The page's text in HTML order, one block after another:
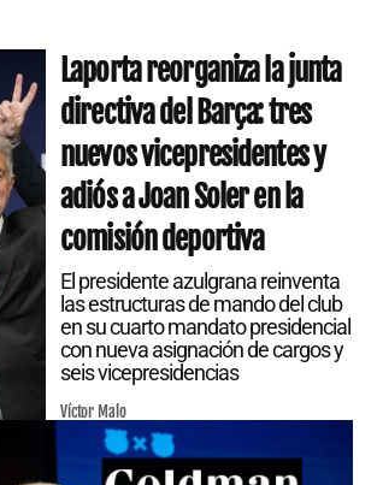
Laporta reorganiza la junta
directiva del Barça: tres
nuevos vicepresidentes y
adiós a Joan Soler en la
comisión deportiva
El presidente azulgrana reinventa
las estructuras de mando del club
en su cuarto mandato presidencial
con nueva asignación de cargos y
seis vicepresidencias
Víctor Malo